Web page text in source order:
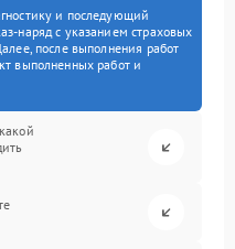
и последующий
наряд с указанием страховых
после выполнения работ
выполненных работ и